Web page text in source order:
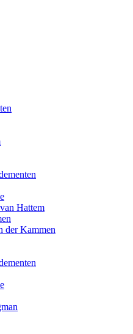
Hattem
der Kammen